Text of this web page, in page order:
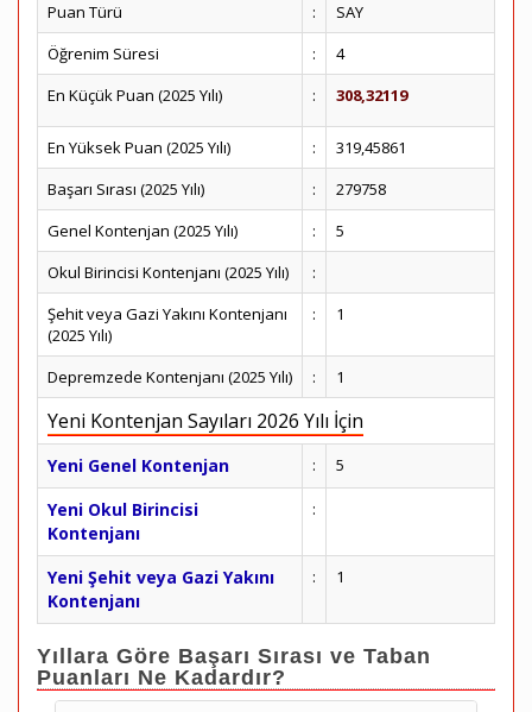
Puan Türü
:
SAY
Öğrenim Süresi
:
4
En Küçük Puan (2025 Yılı)
: 308,32119
En Yüksek Puan (2025 Yılı) :
319,45861
Başarı Sırası (2025 Yılı)
:
279758
Genel Kontenjan (2025 Yılı)
:
5
Okul Birincisi Kontenjanı (2025 Yılı)
:
Şehit veya Gazi Yakını Kontenjanı
(2025 Yılı)
: 1
Depremzede Kontenjanı (2025 Yılı) : 1
Yeni Kontenjan Sayıları 2026 Yılı İçin
Yeni Genel Kontenjan : 5
Yeni Okul Birincisi
Kontenjanı
:
Yeni Şehit veya Gazi Yakını
Kontenjanı
: 1
Yıllara Göre Başarı Sırası ve Taban
Puanları Ne Kadardır?